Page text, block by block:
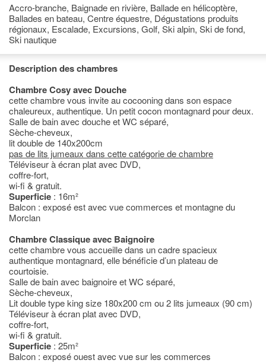
Accro-branche, Baignade en rivière, Ballade en hélicoptère,
Ballades en bateau, Centre équestre, Dégustations produits
régionaux, Escalade, Excursions, Golf, Ski alpin, Ski de fond,
Ski nautique
Description des chambres
Chambre Cosy avec Douche
cette chambre vous invite au cocooning dans son espace
chaleureux, authentique. Un petit cocon montagnard pour deux.
Salle de bain avec douche et WC séparé,
Sèche-cheveux,
lit double de 140x200cm
pas de lits jumeaux dans cette catégorie de chambre
Téléviseur à écran plat avec DVD,
coffre-fort,
wi-fi & gratuit.
Superficie : 16m²
Balcon : exposé est avec vue commerces et montagne du
Morclan
Chambre Classique avec Baignoire
cette chambre vous accueille dans un cadre spacieux
authentique montagnard, elle bénéficie d’un plateau de
courtoisie.
Salle de bain avec baignoire et WC séparé,
Sèche-cheveux,
Lit double type king size 180x200 cm ou 2 lits jumeaux (90 cm)
Téléviseur à écran plat avec DVD,
coffre-fort,
wi-fi & gratuit.
Superficie : 25m²
Balcon : exposé ouest avec vue sur les commerces